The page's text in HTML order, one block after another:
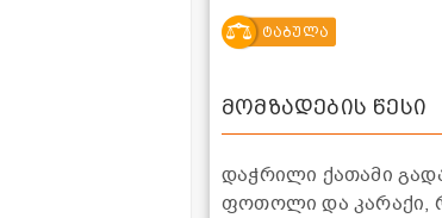
ტაბულა
მომზადების წესი
დაჭრილი ქათამი
ფოთოლი და კარაქი,